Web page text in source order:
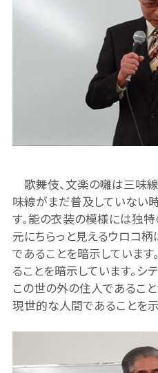
歌舞伎、文楽の囃は三味
味線がまだ普及していない
す。能の衣装の模様には独
元にちらっと見えるウロコ
であることを暗示していま
ることを暗示しています。シ
この世の外の住人であるこ
現世的な人間であることを